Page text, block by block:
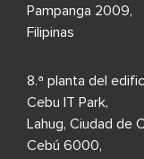
Pampanga 2009,
Filipinas
8.ª planta del
Cebu IT Park,
Lahug, Ciudad de
Cebú 6000,